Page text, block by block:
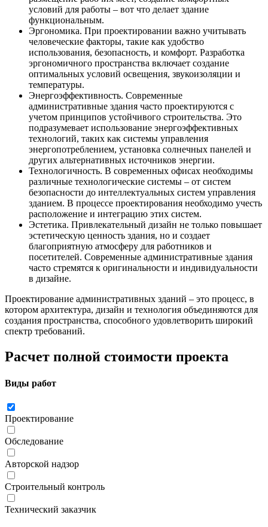
условий для работы – вот что делает здание
функциональным.
Эргономика. При проектировании важно учитывать
человеческие факторы, такие как удобство
использования, безопасность, и комфорт. Разработка
эргономичного пространства включает создание
оптимальных условий освещения, звукоизоляции и
температуры.
Энергоэффективность. Современные
административные здания часто проектируются с
учетом принципов устойчивого строительства. Это
подразумевает использование энергоэффективных
технологий, таких как системы управления
энергопотреблением, установка солнечных панелей и
других альтернативных источников энергии.
Технологичность. В современных офисах необходимы
различные технологические системы – от систем
безопасности до интеллектуальных систем управления
зданием. В процессе проектирования необходимо учесть
расположение и интеграцию этих систем.
Эстетика. Привлекательный дизайн не только повышает
эстетическую ценность здания, но и создает
благоприятную атмосферу для работников и
посетителей. Современные административные здания
часто стремятся к оригинальности и индивидуальности
в дизайне.
Проектирование административных зданий – это процесс, в
котором архитектура, дизайн и технология объединяются для
создания пространства, способного удовлетворить широкий
спектр требований.
Расчет полной стоимости проекта
Виды работ
Проектирование
Обследование
Авторской надзор
Строительный контроль
Технический заказчик